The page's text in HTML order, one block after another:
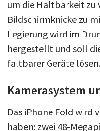
um die Haltbarkeit zu
Bildschirmknicke zu
Legierung wird im
hergestellt und soll
faltbarer Geräte lösen.
Kamerasystem
Das iPhone Fold wird
haben: zwei 48-